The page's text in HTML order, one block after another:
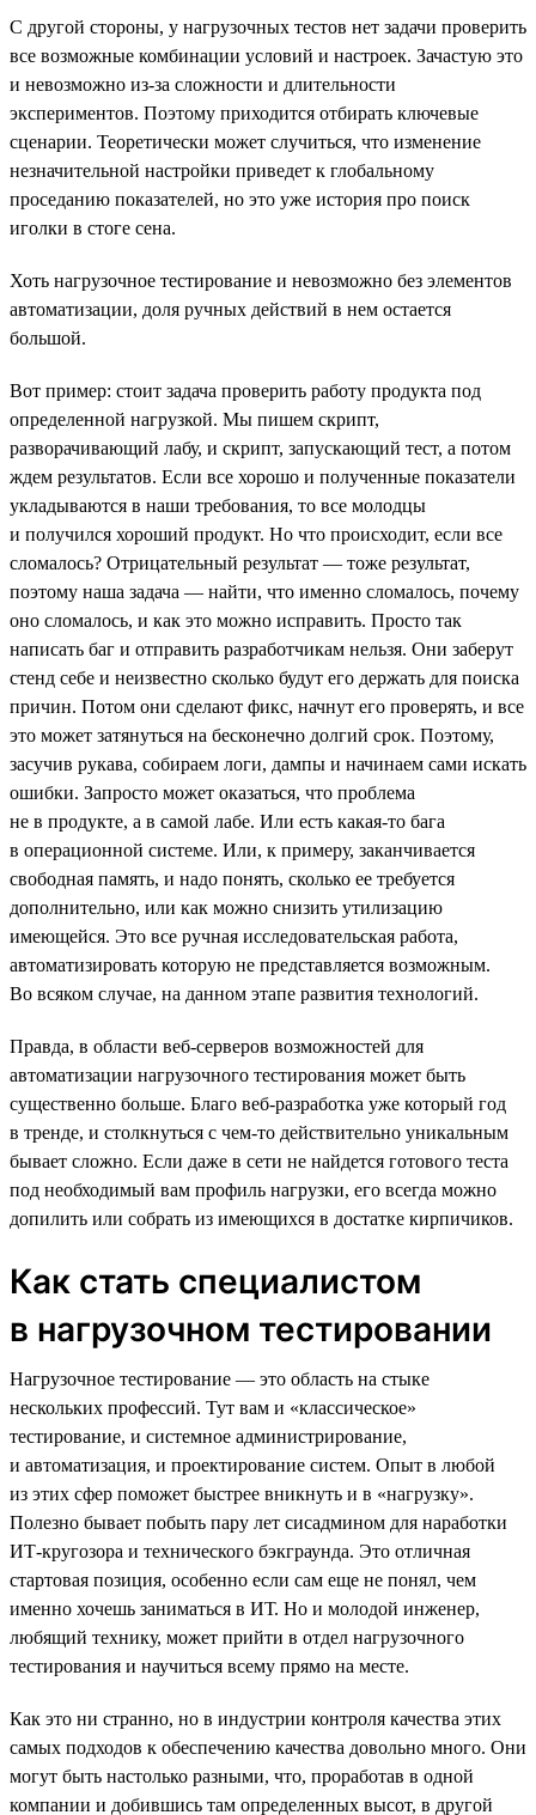
С другой стороны, у нагрузочных тестов нет задачи проверить
все возможные комбинации условий и настроек. Зачастую это
и невозможно из-за сложности и длительности
экспериментов. Поэтому приходится отбирать ключевые
сценарии. Теоретически может случиться, что изменение
незначительной настройки приведет к глобальному
проседанию показателей, но это уже история про поиск
иголки в стоге сена.
Хоть нагрузочное тестирование и невозможно без элементов
автоматизации, доля ручных действий в нем остается
большой.
Вот пример: стоит задача проверить работу продукта под
определенной нагрузкой. Мы пишем скрипт,
разворачивающий лабу, и скрипт, запускающий тест, а потом
ждем результатов. Если все хорошо и полученные показатели
укладываются в наши требования, то все молодцы
и получился хороший продукт. Но что происходит, если все
сломалось? Отрицательный результат — тоже результат,
поэтому наша задача — найти, что именно сломалось, почему
оно сломалось, и как это можно исправить. Просто так
написать баг и отправить разработчикам нельзя. Они заберут
стенд себе и неизвестно сколько будут его держать для поиска
причин. Потом они сделают фикс, начнут его проверять, и все
это может затянуться на бесконечно долгий срок. Поэтому,
засучив рукава, собираем логи, дампы и начинаем сами искать
ошибки. Запросто может оказаться, что проблема
не в продукте, а в самой лабе. Или есть какая-то бага
в операционной системе. Или, к примеру, заканчивается
свободная память, и надо понять, сколько ее требуется
дополнительно, или как можно снизить утилизацию
имеющейся. Это все ручная исследовательская работа,
автоматизировать которую не представляется возможным.
Во всяком случае, на данном этапе развития технологий.
Правда, в области веб-серверов возможностей для
автоматизации нагрузочного тестирования может быть
существенно больше. Благо веб-разработка уже который год
в тренде, и столкнуться с чем-то действительно уникальным
бывает сложно. Если даже в сети не найдется готового теста
под необходимый вам профиль нагрузки, его всегда можно
допилить или собрать из имеющихся в достатке кирпичиков.
Как стать специалистом
в нагрузочном тестировании
Нагрузочное тестирование — это область на стыке
нескольких профессий. Тут вам и «классическое»
тестирование, и системное администрирование,
и автоматизация, и проектирование систем. Опыт в любой
из этих сфер поможет быстрее вникнуть и в «нагрузку».
Полезно бывает побыть пару лет сисадмином для наработки
ИТ-кругозора и технического бэкграунда. Это отличная
стартовая позиция, особенно если сам еще не понял, чем
именно хочешь заниматься в ИТ. Но и молодой инженер,
любящий технику, может прийти в отдел нагрузочного
тестирования и научиться всему прямо на месте.
Как это ни странно, но в индустрии контроля качества этих
самых подходов к обеспечению качества довольно много. Они
могут быть настолько разными, что, проработав в одной
компании и добившись там определенных высот, в другой